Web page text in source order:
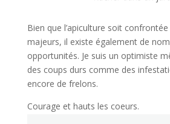
Bien que l’apiculture soit
majeurs, il existe également de
opportunités. Je suis un optimiste
des coups durs comme des
encore de frelons.
Courage et hauts les coeurs.